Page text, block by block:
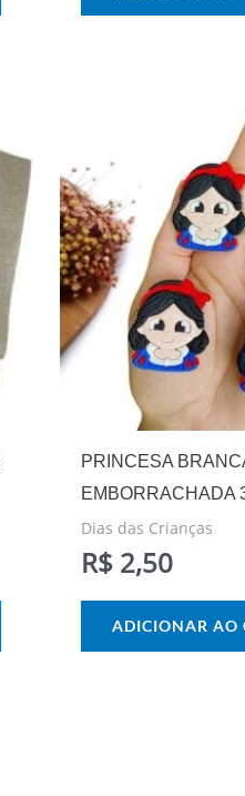
PRINCESA
EMBORRACHADA
Dias das Crianças
R$ 2,50
ADICIONAR AO